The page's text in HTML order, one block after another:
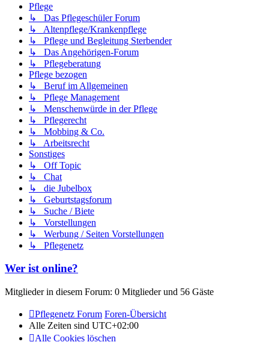
Pflege
↳ Das Pflegeschüler Forum
↳ Altenpflege/Krankenpflege
↳ Pflege und Begleitung Sterbender
↳ Das Angehörigen-Forum
↳ Pflegeberatung
Pflege bezogen
↳ Beruf im Allgemeinen
↳ Pflege Management
↳ Menschenwürde in der Pflege
↳ Pflegerecht
↳ Mobbing & Co.
↳ Arbeitsrecht
Sonstiges
↳ Off Topic
↳ Chat
↳ die Jubelbox
↳ Geburtstagsforum
↳ Suche / Biete
↳ Vorstellungen
↳ Werbung / Seiten Vorstellungen
↳ Pflegenetz
Wer ist online?
Mitglieder in diesem Forum: 0 Mitglieder und 56 Gäste
Pflegenetz Forum Foren-Übersicht
Alle Zeiten sind UTC+02:00
Alle Cookies löschen